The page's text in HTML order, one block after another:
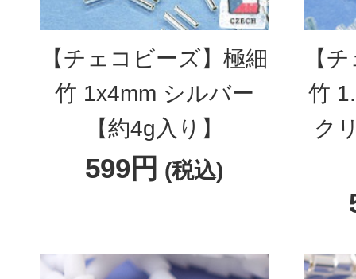
【チェコビーズ】極細
竹 1x4mm シルバー
【約4g入り】
599円 (税込)
【
竹
ク